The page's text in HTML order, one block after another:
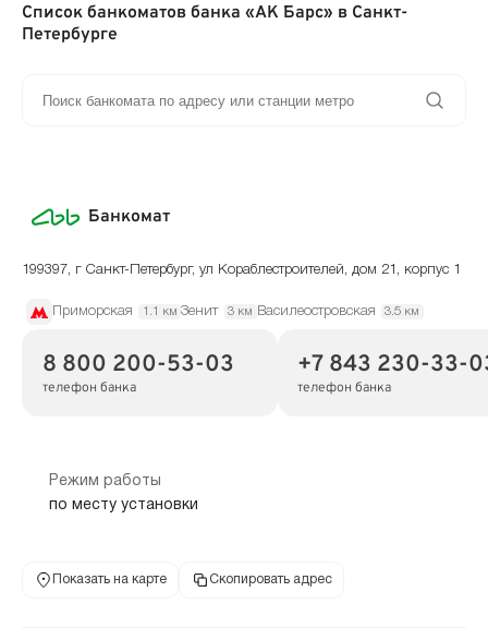
Список банкоматов банка «АК Барс» в Санкт-
Петербурге
Банкомат
199397, г Санкт-Петербург, ул Кораблестроителей, дом 21, корпус 1
Приморская 1.1 км Зенит 3 км Василеостровская 3.5 км
8 800 200-53-03
телефон банка
+7 843 230-33-
телефон банка
Режим работы
по месту установки
Показать на карте Скопировать адрес